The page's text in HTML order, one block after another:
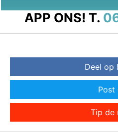
APP ONS! T.
Deel op
Post
Tip de